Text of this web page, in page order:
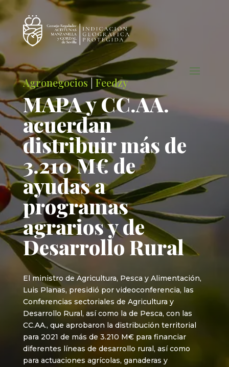
Agronegocios| Feedzy
MAPA y CC.AA.
acuerdan
distribuir más de
3.210 M€ de
ayudas a
programas
agrarios y de
Desarrollo Rural
El ministro de Agricultura, Pesca y Alimentación,
Luis Planas, presidió por videoconferencia, las
Conferencias sectoriales de Agricultura y
Desarrollo Rural, así como la de Pesca, con las
CC.AA., que aprobaron la distribución territorial
para 2021 de más de 3.210 M€ para financiar
diferentes líneas de desarrollo rural, así como
para actuaciones agrícolas, ganaderas y